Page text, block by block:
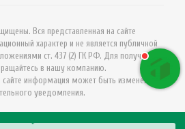
Вся представленная на сайте
характер и не является публичной
ст. 437 (2) ГК РФ. Для получения
в нашу компанию.
информация может быть изменена в
уведомления.